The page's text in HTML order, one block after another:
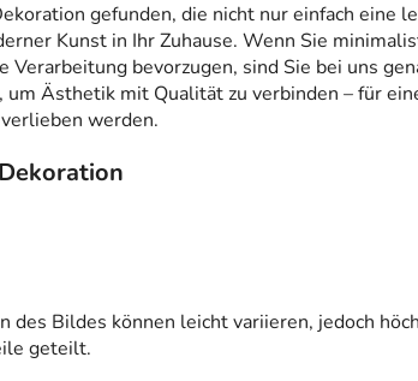
gefunden, die nicht nur einfach eine
Kunst in Ihr Zuhause. Wenn Sie
bevorzugen, sind Sie bei uns
um Ästhetik mit Qualität zu verbinden – für
werden.
des Bildes können leicht variieren, jedoch
geteilt.